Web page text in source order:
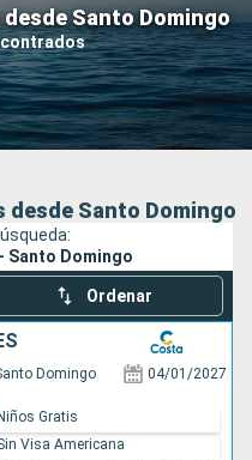
Santo Domingo
Compañías
Santo Domingo
Santo Domingo
Ordenar
Domingo 04/01/2027
Niños Gratis
Visa Americana